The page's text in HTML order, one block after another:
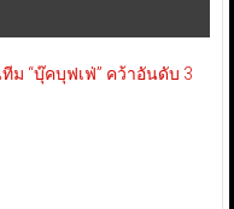
ม “บุ๊คบุฟเฟ่” คว้าอันดับ 3